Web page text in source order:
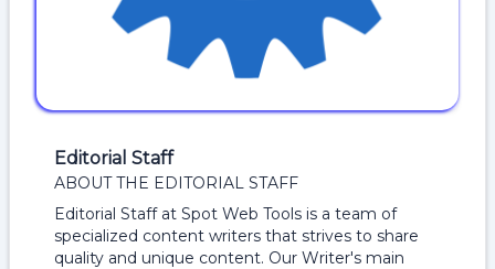
Editorial Staff
ABOUT THE EDITORIAL STAFF
Editorial Staff at Spot Web Tools is a team of
specialized content writers that strives to share
quality and unique content. Our Writer's main